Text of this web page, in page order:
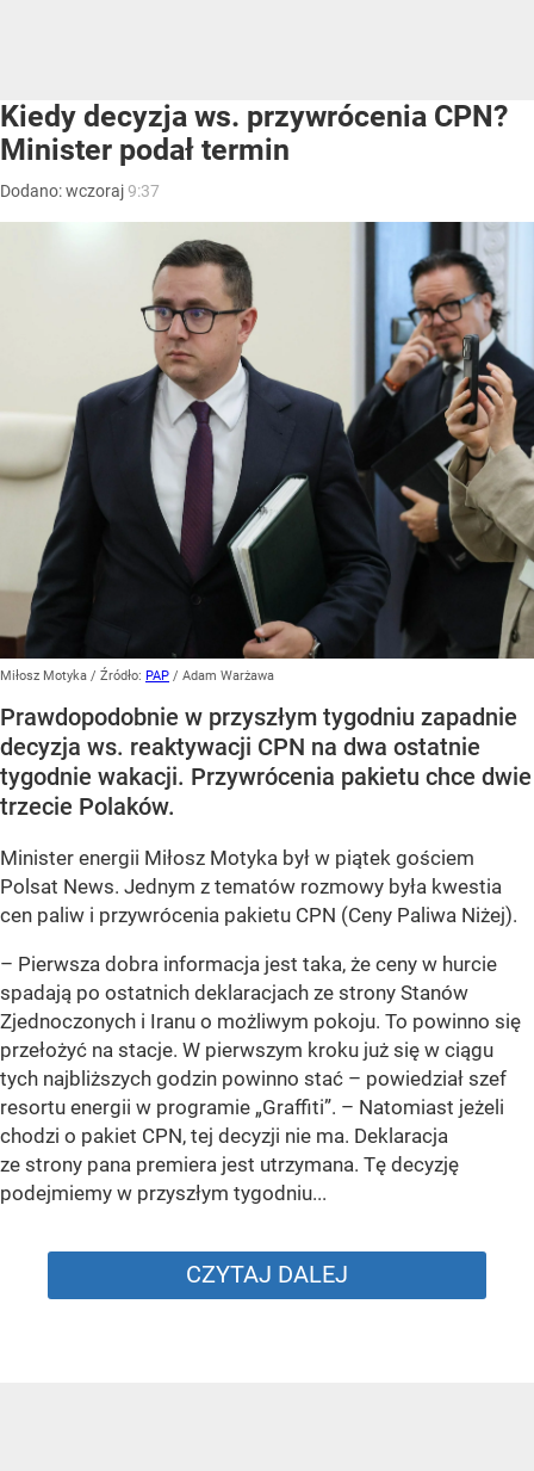
Kiedy decyzja ws. przywrócenia CPN?
Minister podał termin
Dodano:wczoraj9:37
Miłosz Motyka / Źródło: PAP / Adam Warżawa
Prawdopodobnie w przyszłym tygodniu zapadnie
decyzja ws. reaktywacji CPN na dwa ostatnie
tygodnie wakacji. Przywrócenia pakietu chce dwie
trzecie Polaków.
Minister energii Miłosz Motyka był w piątek gościem
Polsat News. Jednym z tematów rozmowy była kwestia
cen paliw i przywrócenia pakietu CPN (Ceny Paliwa Niżej).
– Pierwsza dobra informacja jest taka, że ceny w hurcie
spadają po ostatnich deklaracjach ze strony Stanów
Zjednoczonych i Iranu o możliwym pokoju. To powinno się
przełożyć na stacje. W pierwszym kroku już się w ciągu
tych najbliższych godzin powinno stać – powiedział szef
resortu energii w programie „Graffiti”. – Natomiast jeżeli
chodzi o pakiet CPN, tej decyzji nie ma. Deklaracja
ze strony pana premiera jest utrzymana. Tę decyzję
podejmiemy w przyszłym tygodniu...
CZYTAJ DALEJ